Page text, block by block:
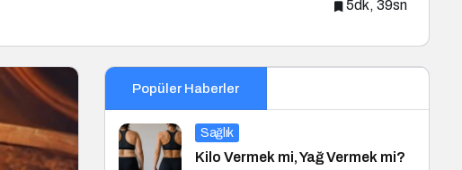
5dk, 39sn
Popüler Haberler
Sağlık
Kilo Vermek mi, Yağ Vermek mi?